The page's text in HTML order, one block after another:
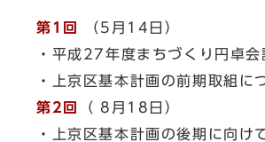
第1回
（5月14日）
・平成27年度まちづくり円卓会
・上京区基本計画の前期取組に
第2回
（ 8月18日）
・上京区基本計画の後期に向け